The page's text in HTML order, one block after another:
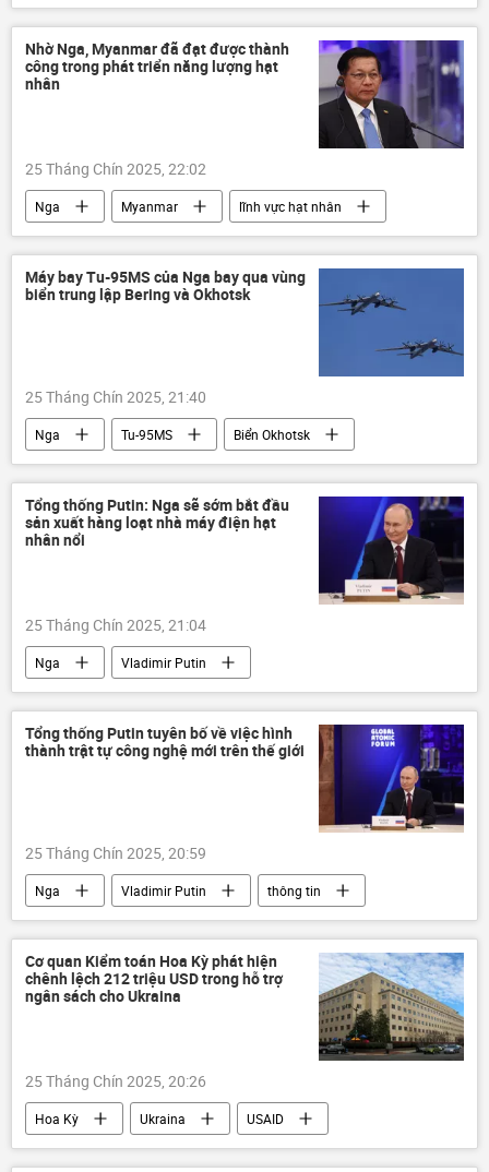
Phạm Nhật Vượng
Kinh doanh
Phạm Thu Hương
usd
tỷ phú usd
tỷ phú
Kinh tế Vingroup
Nhờ Nga, Myanmar đã đạt được thành
công trong phát triển năng lượng hạt
nhân
25 Tháng Chín 2025, 22:02
Nga Myanmar
lĩnh vực hạt nhân
năng lượng hạt nhân
Moskva
thông tin
Thế giới
IAEA
hợp tác
Máy bay Tu-95MS của Nga bay qua vùng
biển trung lập Bering và Okhotsk
25 Tháng Chín 2025, 21:40
Nga Tu-95MS
Biển Okhotsk
máy bay
Thế giới
ném bom chiến lược
Bộ Quốc phòng Nga
Lực lượng Hàng không-Vũ trụ Nga (VKS)
Tổng thống Putin: Nga sẽ sớm bắt đầu
sản xuất hàng loạt nhà máy điện hạt
nhân nổi
25 Tháng Chín 2025, 21:04
Nga
Vladimir Putin
nhà máy điện hạt nhân
thông tin
Thế giới
năng lượng hạt nhân
năng lượng
Moskva
Tổng thống Putin tuyên bố về việc hình
thành trật tự công nghệ mới trên thế giới
25 Tháng Chín 2025, 20:59
Nga Vladimir Putin
thông tin
Thế giới
năng lượng
năng lượng hạt nhân
Moskva
công nghệ
Cơ quan Kiểm toán Hoa Kỳ phát hiện
chênh lệch 212 triệu USD trong hỗ trợ
ngân sách cho Ukraina
25 Tháng Chín 2025, 20:26
Hoa Kỳ Ukraina
USAID
thông tin
Thế giới phương Tây